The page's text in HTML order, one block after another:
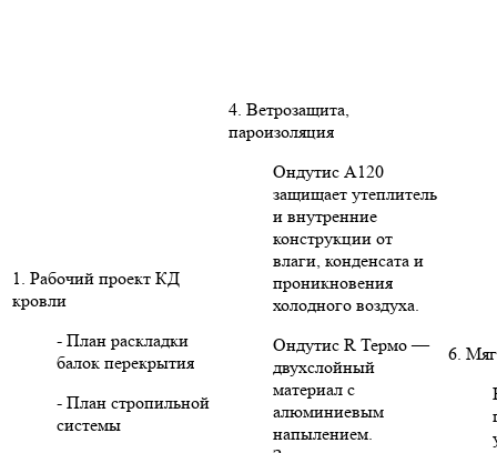
1. Рабочий проект КД
кровли
- План раскладки
балок перекрытия
- План стропильной
системы
4. Ветрозащита,
пароизоляция
Ондутис А120
защищает утеплитель
и внутренние
конструкции от
влаги, конденсата и
проникновения
холодного воздуха.
Ондутис R Термо —
двухслойный
материал с
алюминиевым
напылением.
6.